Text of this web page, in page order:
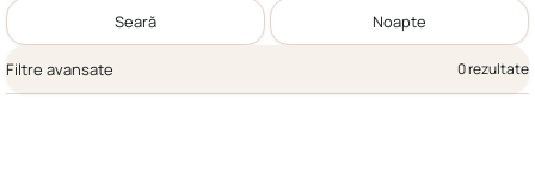
Seară Noapte
Filtre avansate 0 rezultate